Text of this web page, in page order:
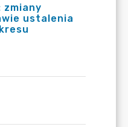
zmiany
ustalenia